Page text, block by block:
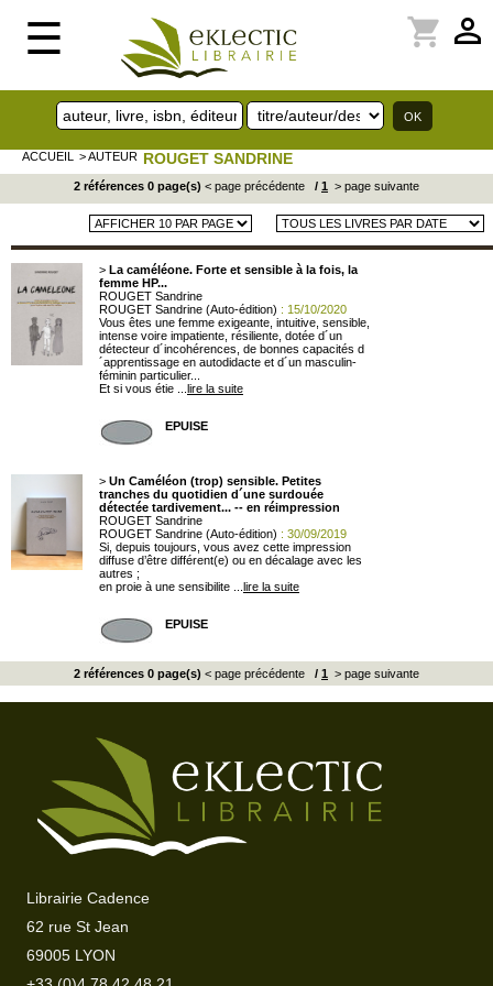
☰ perm_identity
shopping_cart
ACCUEIL > AUTEUR ROUGET SANDRINE
2 références 0 page(s) < page précédente / 1 > page suivante
> La caméléone. Forte et sensible à la fois, la
femme HP...
ROUGET Sandrine
ROUGET Sandrine (Auto-édition) : 15/10/2020
Vous êtes une femme exigeante, intuitive, sensible,
intense voire impatiente, résiliente, dotée d´un
détecteur d´incohérences, de bonnes capacités d
´apprentissage en autodidacte et d´un masculin-
féminin particulier...
Et si vous étie ... lire la suite
EPUISE
> Un Caméléon (trop) sensible. Petites
tranches du quotidien d´une surdouée
détectée tardivement... -- en réimpression
ROUGET Sandrine
ROUGET Sandrine (Auto-édition) : 30/09/2019
Si, depuis toujours, vous avez cette impression
diffuse d’être différent(e) ou en décalage avec les
autres ;
en proie à une sensibilite ... lire la suite
EPUISE
2 références 0 page(s) < page précédente / 1 > page suivante
Librairie Cadence
62 rue St Jean
69005 LYON